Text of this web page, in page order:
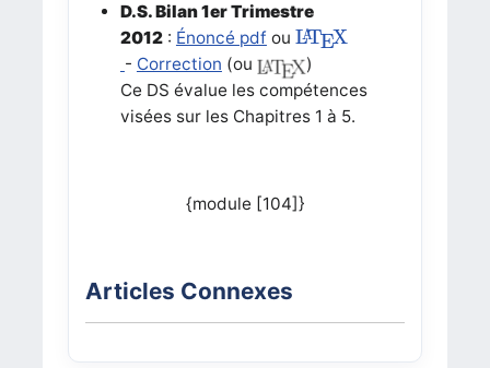
D.S. Bilan 1er Trimestre
2012 : Énoncé pdf ou LATEX
LATEX
- Correction (ou
)
Ce DS évalue les compétences
visées sur les Chapitres 1 à 5.
{module [104]}
Articles Connexes